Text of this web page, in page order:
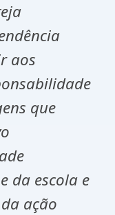
aos
que
da escola e
ação